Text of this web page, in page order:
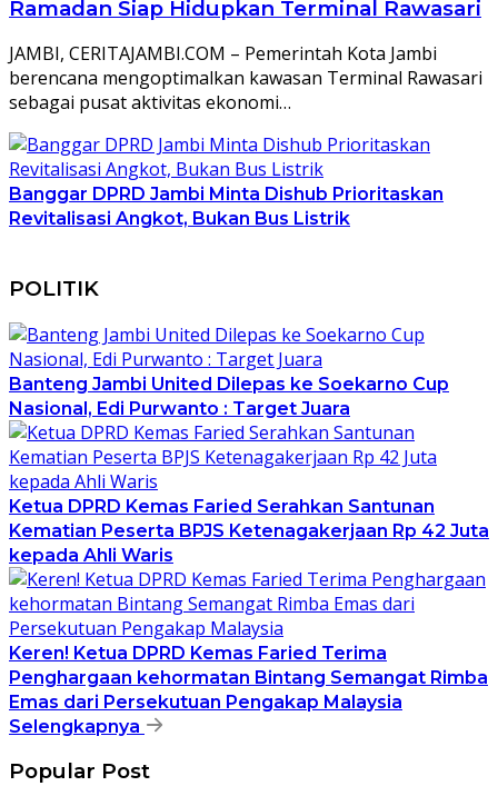
Ramadan Siap Hidupkan Terminal Rawasari
JAMBI, CERITAJAMBI.COM – Pemerintah Kota Jambi
berencana mengoptimalkan kawasan Terminal Rawasari
sebagai pusat aktivitas ekonomi…
Banggar DPRD Jambi Minta Dishub Prioritaskan
Revitalisasi Angkot, Bukan Bus Listrik
POLITIK
Banteng Jambi United Dilepas ke Soekarno Cup
Nasional, Edi Purwanto : Target Juara
Ketua DPRD Kemas Faried Serahkan Santunan
Kematian Peserta BPJS Ketenagakerjaan Rp 42 Juta
kepada Ahli Waris
Keren! Ketua DPRD Kemas Faried Terima
Penghargaan kehormatan Bintang Semangat Rimba
Emas dari Persekutuan Pengakap Malaysia
Selengkapnya
Popular Post